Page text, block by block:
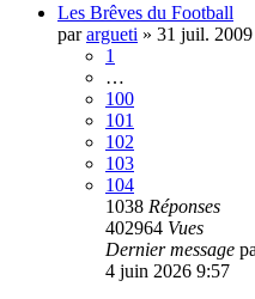
Les Brêves du Football
parargueti » 31 juil. 2009
1
…
100
101
102
103
104
1038 Réponses
402964 Vues
Dernier message
4 juin 2026 9:57